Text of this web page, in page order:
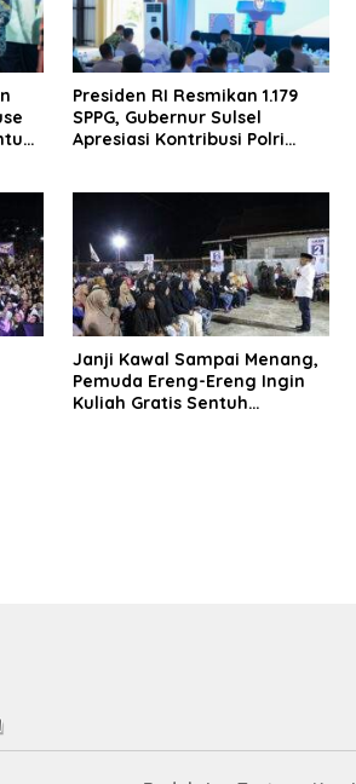
Presiden RI Resmikan 1.179
SPPG, Gubernur Sulsel
Apresiasi Kontribusi Polri
Janji Kawal Sampai Menang,
Pemuda Ereng-Ereng Ingin
Kuliah Gratis Sentuh